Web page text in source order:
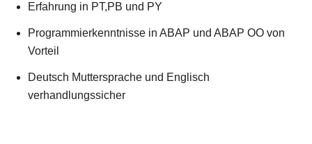
Erfahrung in PT,PB und PY
Programmierkenntnisse in ABAP und ABAP OO von
Vorteil
Deutsch Muttersprache und Englisch
verhandlungssicher